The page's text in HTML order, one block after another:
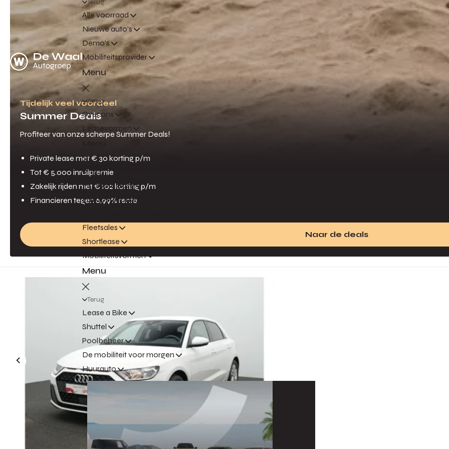
Terug
Alle voorraad
Nieuwe auto's
Demo's
Mobiliteitsprovider
Menu
Terug
Over ons
Leasevormen
Terug
Financial lease
Full operational lease
Fleetsales
Shortlease
Mobiliteitsvormen
Menu
Terug
Lease a Bike
Shuttel
Poolbeheer
De mobiliteit voor morgen
Huurauto
Tijdelijk veel voordeel
Summer Deals
Profiteer van onze scherpe Summer Deals!
Private lease met € 30 korting p/m
Tot € 5.000 inruilpremie
Zakelijk rijden met € 102 korting p/m
Financieren tegen 6,99% rente
Naar de deals